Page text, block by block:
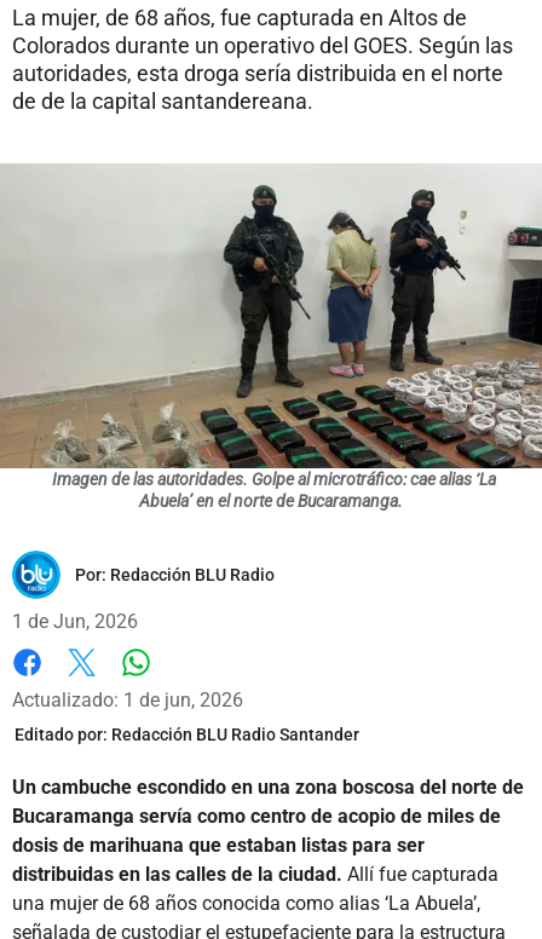
La mujer, de 68 años, fue capturada en Altos de
Colorados durante un operativo del GOES. Según las
autoridades, esta droga sería distribuida en el norte
de de la capital santandereana.
Imagen de las autoridades. Golpe al microtráfico: cae alias ‘La
Abuela’ en el norte de Bucaramanga.
Por: Redacción BLU Radio
1 de Jun, 2026
Facebook
X
Actualizado: 1 de jun, 2026
Editado por: Redacción BLU Radio Santander
Un cambuche escondido en una zona boscosa del norte de
Bucaramanga servía como centro de acopio de miles de
dosis de marihuana que estaban listas para ser
distribuidas en las calles de la ciudad. Allí fue capturada
una mujer de 68 años conocida como alias ‘La Abuela’,
señalada de custodiar el estupefaciente para la estructura